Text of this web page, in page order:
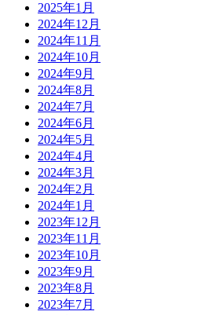
2025年1月
2024年12月
2024年11月
2024年10月
2024年9月
2024年8月
2024年7月
2024年6月
2024年5月
2024年4月
2024年3月
2024年2月
2024年1月
2023年12月
2023年11月
2023年10月
2023年9月
2023年8月
2023年7月